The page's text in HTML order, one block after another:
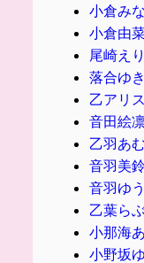
小倉み
小倉由
尾崎え
落合ゆき
乙アリス
音田絵
乙羽あむ
音羽美
音羽ゆ
乙葉らぶ
小那海
小野坂